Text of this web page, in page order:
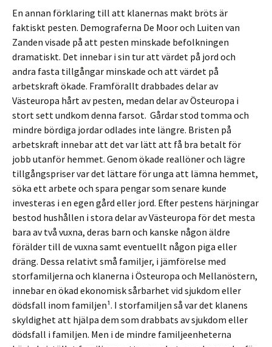
En annan förklaring till att klanernas makt bröts är
faktiskt pesten. Demograferna De Moor och Luiten van
Zanden visade på att pesten minskade befolkningen
dramatiskt. Det innebar i sin tur att värdet på jord och
andra fasta tillgångar minskade och att värdet på
arbetskraft ökade. Framförallt drabbades delar av
Västeuropa hårt av pesten, medan delar av Östeuropa i
stort sett undkom denna farsot. Gårdar stod tomma och
mindre bördiga jordar odlades inte längre. Bristen på
arbetskraft innebar att det var lätt att få bra betalt för
jobb utanför hemmet. Genom ökade reallöner och lägre
tillgångspriser var det lättare för unga att lämna hemmet,
söka ett arbete och spara pengar som senare kunde
investeras i en egen gård eller jord. Efter pestens härjningar
bestod hushållen i stora delar av Västeuropa för det mesta
bara av två vuxna, deras barn och kanske någon äldre
förälder till de vuxna samt eventuellt någon piga eller
dräng. Dessa relativt små familjer, i jämförelse med
storfamiljerna och klanerna i Östeuropa och Mellanöstern,
innebar en ökad ekonomisk sårbarhet vid sjukdom eller
dödsfall inom familjen¹. I storfamiljen så var det klanens
skyldighet att hjälpa dem som drabbats av sjukdom eller
dödsfall i familjen. Men i de mindre familjeenheterna